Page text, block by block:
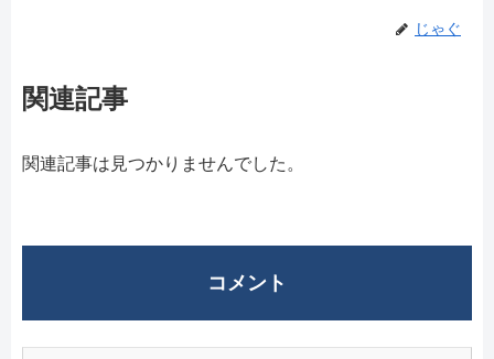
じゃぐ
関連記事
関連記事は見つかりませんでした。
コメント